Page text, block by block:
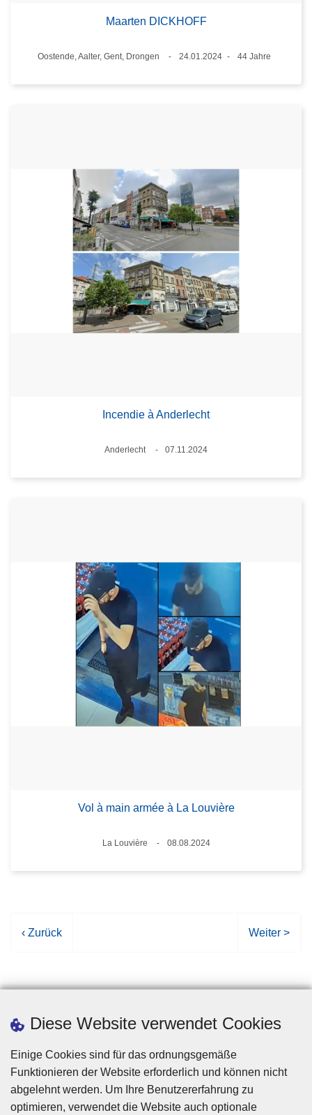
Diese Website verwendet Cookies
Einige Cookies sind für das ordnungsgemäße
Funktionieren der Website erforderlich und können nicht
abgelehnt werden. Um Ihre Benutzererfahrung zu
optimieren, verwendet die Website auch optionale
Maarten DICKHOFF
Standort
Oostende, Aalter, Gent, Drongen
24.01.2024
44 Jahre
Incendie à Anderlecht
Standort
Anderlecht
07.11.2024
Vol à main armée à La Louvière
Standort
La Louvière
08.08.2024
V
h
g
e
S
e
‹ Zurück
N
h
t
e
i
t
Weiter >